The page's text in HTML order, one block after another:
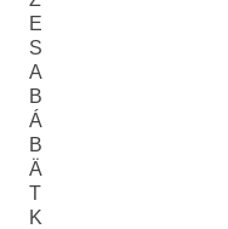
E
S
A
B
Á
B
Ä
T
K